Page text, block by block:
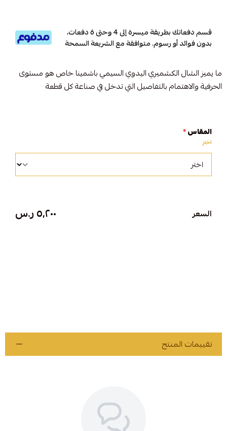
قسم دفعاتك بطريقة ميسرة إلى 4 وحتى 6 دفعات،
بدون فوائد أو رسوم. متوافقة مع الشريعة السمحة
ما يميز الشال الكشميري اليدوي السيمي باشمينا خاص هو مستوى
الحرفية والاهتمام بالتفاصيل التي تدخل في صناعة كل قطعة
المقاس*
اختر
السعر ٥٬٢٠٠ ر.س
تقييمات المنتج